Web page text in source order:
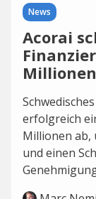
News
Acorai
erfolgreich
Millionen ab,
und einen